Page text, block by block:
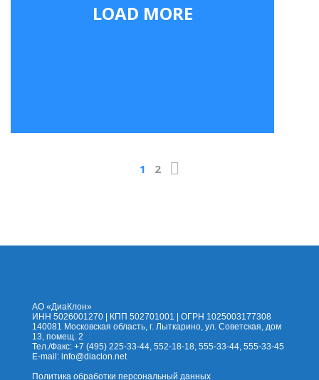
LOAD MORE
1 2
АО «ДиаКлон»
ИНН 5026001270 | КПП 502701001 | ОГРН 1025003177308
140081 Московская область, г. Лыткарино, ул. Советская, дом
13, помещ. 2
Тел./Факс: +7 (495) 225-33-44, 552-18-18, 555-33-44, 555-33-45
E-mail: info@diaclon.net
Политика обработки персональный данных